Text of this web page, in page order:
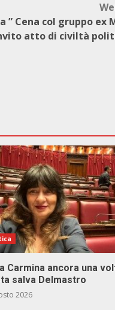
” Cena col gruppo ex
atto di civiltà
Carmina ancora una
salva Delmastro
2026